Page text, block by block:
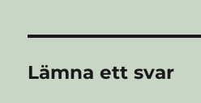
Lämna ett svar